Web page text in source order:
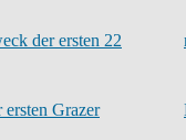
der ersten 22
Grazer